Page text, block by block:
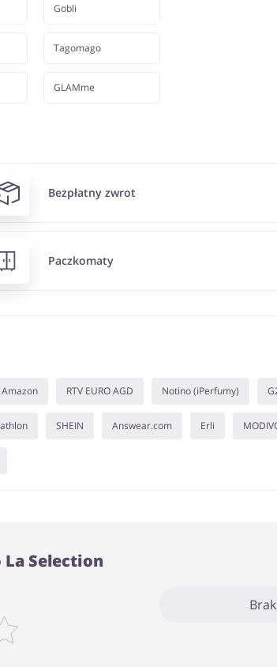
Gobli
Tagomago
GLAMme
Bezpłatny zwrot
Paczkomaty
Amazon RTV EURO AGD Notino (iPerfumy)
SHEIN Answear.com Erli
Selection